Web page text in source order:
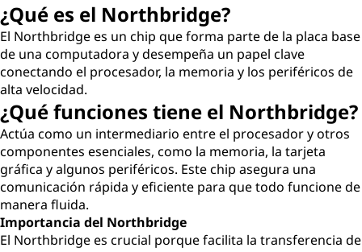
¿Qué es el Northbridge?
El Northbridge es un chip que forma parte de la placa base
de una computadora y desempeña un papel clave
conectando el procesador, la memoria y los periféricos de
alta velocidad.
¿Qué funciones tiene el Northbridge?
Actúa como un intermediario entre el procesador y otros
componentes esenciales, como la memoria, la tarjeta
gráfica y algunos periféricos. Este chip asegura una
comunicación rápida y eficiente para que todo funcione de
manera fluida.
Importancia del Northbridge
El Northbridge es crucial porque facilita la transferencia de